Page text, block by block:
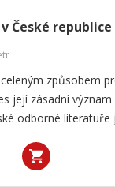
České republice
způsobem
její zásadní
odborné literatuře